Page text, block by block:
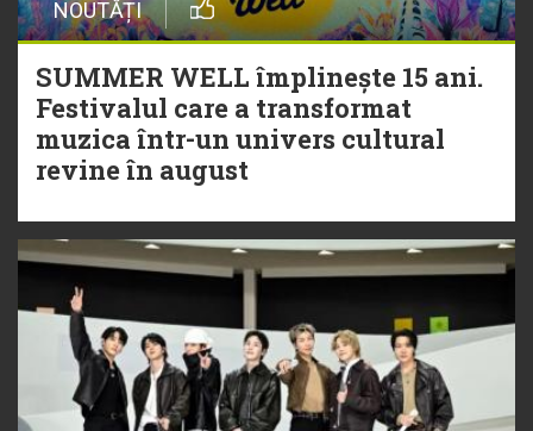
NOUTĂȚI
SUMMER WELL împlinește 15 ani.
Festivalul care a transformat
muzica într-un univers cultural
revine în august